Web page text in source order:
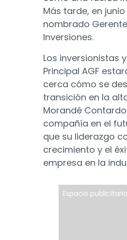
Más tarde, en junio
nombrado
Inversiones.
Los inversionistas
Principal AGF
cerca cómo se
transición en la
Morandé
compañía en el
que su liderazgo
crecimiento y el
empresa en la
Espacio publicitario